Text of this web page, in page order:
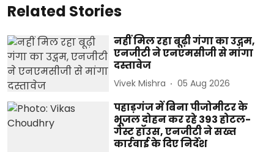
Related Stories
नहीं मिल रहा बूढ़ी गंगा का उद्गम,
एनजीटी ने एनएमसीजी से मांगा
दस्तावेज
Vivek Mishra 05 Aug 2026
पहाड़गंज में बिना पीजोमीटर के
भूजल दोहन कर रहे 393 होटल-
गेस्ट हॉउस, एनजीटी ने सख्त
कार्रवाई के दिए निर्देश